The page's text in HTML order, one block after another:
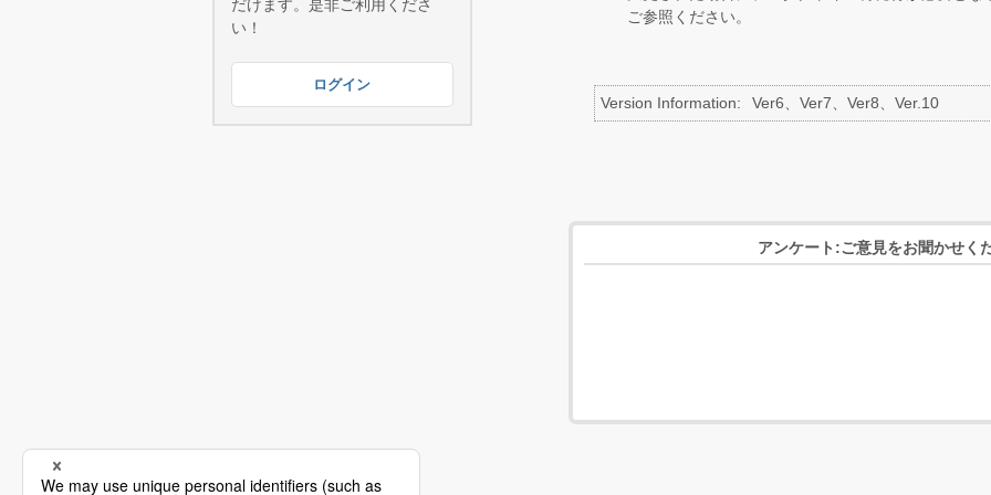
だけます。是非ご利用くださ
い！
ログイン
ご参照ください。
Version Information Ver6、Ver7、Ver8、Ver.10
アンケート:ご意見をお聞かせく